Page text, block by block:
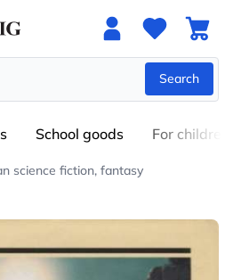
Search
School goods For children
science fiction, fantasy